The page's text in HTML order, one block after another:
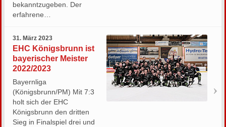
bekanntzugeben. Der
erfahrene…
31. März 2023
EHC Königsbrunn ist
bayerischer Meister
2022/2023
Bayernliga
(Königsbrunn/PM) Mit 7:3
holt sich der EHC
Königsbrunn den dritten
Sieg in Finalspiel drei und